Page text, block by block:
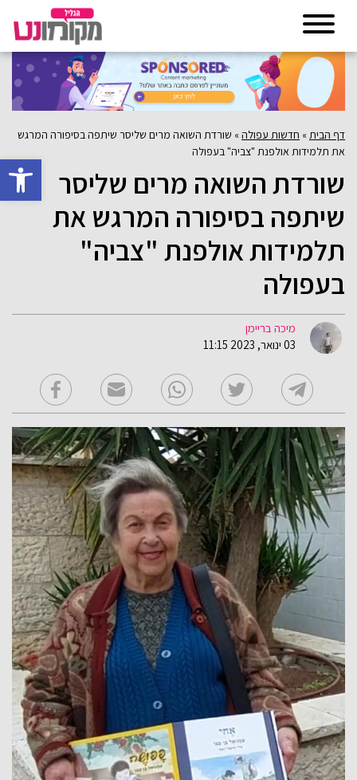
פתח
דף הבית » חדשות עפולה» שורדת השואה מרים שליסר שיתפה בסיפורה המרגש
את תלמידות אולפנת "צביה" בעפולה
שורדת השואה מרים שליסר
שיתפה בסיפורה המרגש את
תלמידות אולפנת "צביה"
בעפולה
מיכה בריימן
03 ינואר, 2023 11:15